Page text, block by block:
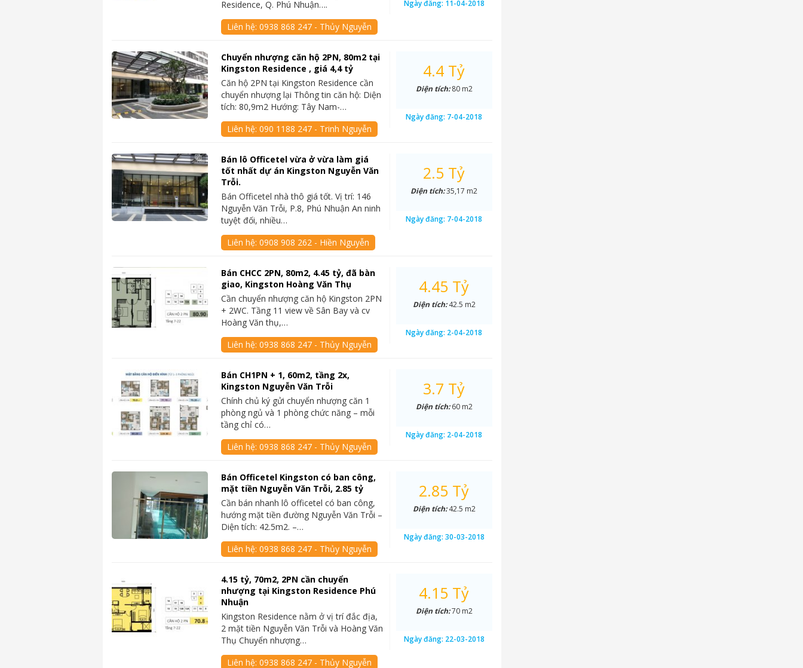
Residence, Q. Phú Nhuận….
Liên hệ:0938 868 247 - Thủy Nguyễn
Ngày đăng: 11-04-2018
Chuyển nhượng căn hộ 2PN, 80m2 tại
Kingston Residence , giá 4,4 tỷ
Căn hộ 2PN tại Kingston Residence cần
chuyển nhượng lại Thông tin căn hộ: Diện
tích: 80,9m2 Hướng: Tây Nam-…
Liên hệ:090 1188 247 - Trinh Nguyễn
4.4 Tỷ
Diện tích:80 m2
Ngày đăng: 7-04-2018
Bán lô Officetel vừa ở vừa làm giá
tốt nhất dự án Kingston Nguyễn Văn
Trỗi.
Bán Officetel nhà thô giá tốt. Vị trí: 146
Nguyễn Văn Trỗi, P.8, Phú Nhuận An ninh
tuyệt đối, nhiều…
Liên hệ:0908 908 262 - Hiền Nguyễn
2.5 Tỷ
Diện tích:35,17 m2
Ngày đăng: 7-04-2018
Bán CHCC 2PN, 80m2, 4.45 tỷ, đã bàn
giao, Kingston Hoàng Văn Thụ
Cần chuyển nhượng căn hộ Kingston 2PN
+ 2WC. Tầng 11 view về Sân Bay và cv
Hoàng Văn thụ,…
Liên hệ:0938 868 247 - Thủy Nguyễn
4.45 Tỷ
Diện tích:42.5 m2
Ngày đăng: 2-04-2018
Bán CH1PN + 1, 60m2, tầng 2x,
Kingston Nguyễn Văn Trỗi
Chính chủ ký gửi chuyển nhượng căn 1
phòng ngủ và 1 phòng chức năng – mỗi
tầng chỉ có…
Liên hệ:0938 868 247 - Thủy Nguyễn
3.7 Tỷ
Diện tích:60 m2
Ngày đăng: 2-04-2018
Bán Officetel Kingston có ban công,
mặt tiền Nguyễn Văn Trỗi, 2.85 tỷ
Cần bán nhanh lô officetel có ban công,
hướng mặt tiền đường Nguyễn Văn Trỗi –
Diện tích: 42.5m2. –…
Liên hệ:0938 868 247 - Thủy Nguyễn
2.85 Tỷ
Diện tích:42.5 m2
Ngày đăng: 30-03-2018
4.15 tỷ, 70m2, 2PN cần chuyển
nhượng tại Kingston Residence Phú
Nhuận
Kingston Residence nằm ở vị trí đắc địa,
2 mặt tiền Nguyễn Văn Trỗi và Hoàng Văn
Thụ Chuyển nhượng…
Liên hệ:0938 868 247 - Thủy Nguyễn
4.15 Tỷ
Diện tích:70 m2
Ngày đăng: 22-03-2018